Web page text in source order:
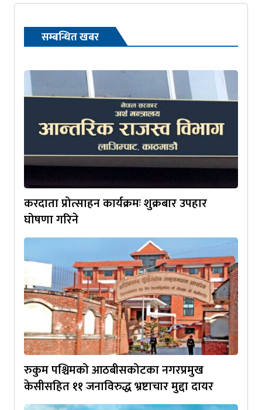
सम्बन्धित खबर
करदाता प्रोत्साहन कार्यक्रमः शुक्रबार उपहार
घोषणा गरिने
रुकुम पश्चिमको आठबीसकोटका नगरप्रमुख
केसीसहित ११ जनाविरुद्ध भ्रष्टाचार मुद्दा दायर